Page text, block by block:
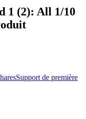
1 (2): All 1/10
Support de première